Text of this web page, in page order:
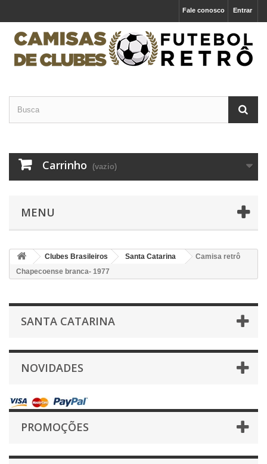
Entrar
Fale conosco
Carrinho (vazio)
MENU
Clubes Brasileiros Santa Catarina
Camisa retrô
Chapecoense branca- 1977
SANTA CATARINA
NOVIDADES
PROMOÇÕES